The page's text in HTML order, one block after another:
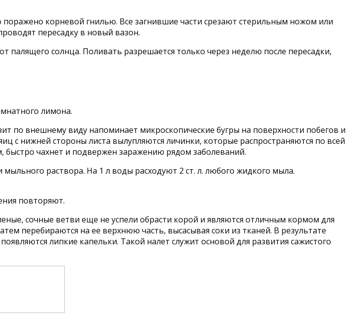
корневой гнилью. Все загнившие части срезают стерильным ножом или
пересадку в новый вазон.
солнца. Поливать разрешается только через неделю после пересадки,
лимона.
по внешнему виду напоминает микроскопические бугры на поверхности побегов и
с нижней стороны листа вылупляются личинки, которые распространяются по всей
быстро чахнет и подвержен заражению рядом заболеваний.
раствора. На 1 л воды расходуют 2 ст. л. любого жидкого мыла.
повторяют.
сочные ветви еще не успели обрасти корой и являются отличным кормом для
перебираются на ее верхнюю часть, высасывая соки из тканей. В результате
липкие капельки. Такой налет служит основой для развития сажистого